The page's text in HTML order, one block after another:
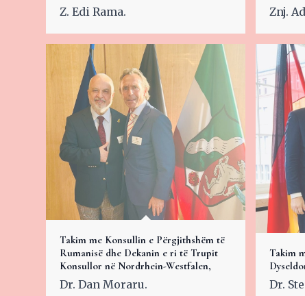
Z. Edi Rama. Znj.
Takim me Konsullin e Përgjithshëm të
Rumanisë dhe Dekanin e ri të Trupit
Konsullor në Nordrhein-Westfalen,
Dr. Dan Moraru.
Takim
Dr.